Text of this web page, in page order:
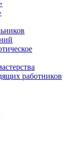
работников